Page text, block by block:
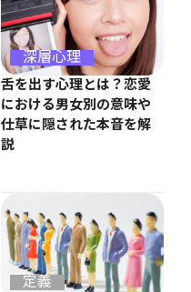
深層心理
舌を出す心理とは？恋愛
における男女別の意味や
仕草に隠された本音を解
説
定義